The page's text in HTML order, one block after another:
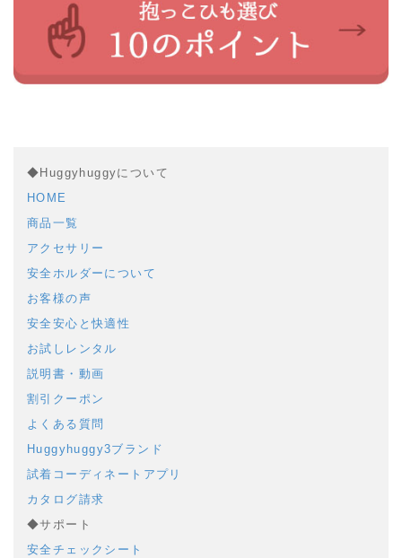
◆Huggyhuggyについて
HOME
商品一覧
アクセサリー
安全ホルダーについて
お客様の声
安全安心と快適性
お試しレンタル
説明書・動画
割引クーポン
よくある質問
Huggyhuggy3ブランド
試着コーディネートアプリ
カタログ請求
◆サポート
安全チェックシート